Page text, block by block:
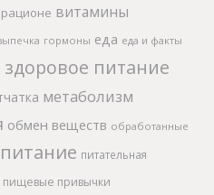
витамины
гормоны еда еда и факты
здоровое питание
метаболизм
обмен веществ обработанные
питание питательная
пищевые привычки